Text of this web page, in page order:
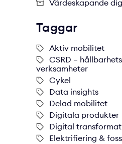
Värdeskapande
Taggar
Aktiv mobilitet
CSRD –
verksamheter
Cykel
Data insights
Delad mobilitet
Digitala produkter
Digital
Elektrifiering &